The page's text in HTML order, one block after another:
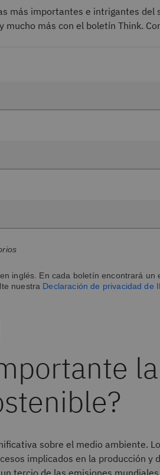
más importantes e intrigantes del
más con el boletín Think.
inglés. En cada boletín encontrará un
nuestra Declaración de privacidad de
la
sobre el medio ambiente.
implicados en la producción y
tercio de las emisiones mundiales